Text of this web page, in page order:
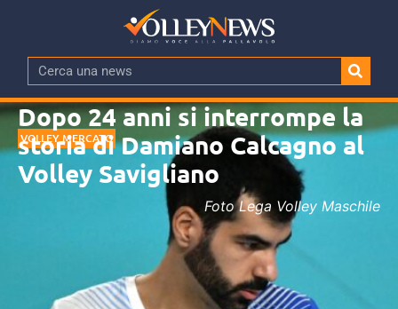
VOLLEY MERCATO
Dopo 24 anni si interrompe la
storia di Damiano Calcagno al
Volley Savigliano
Foto Lega Volley Maschile